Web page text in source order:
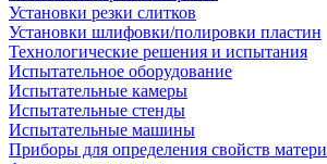
Установки резки слитков
Установки шлифовки/полировки пластин
Технологические решения и испытания
Испытательное оборудование
Испытательные камеры
Испытательные стенды
Испытательные машины
Приборы для определения свойств